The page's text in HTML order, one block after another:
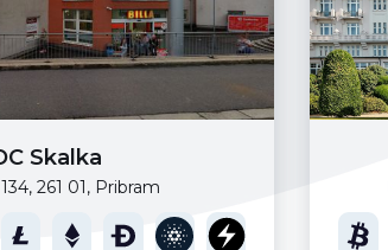
Skalka
261 01, Pribram